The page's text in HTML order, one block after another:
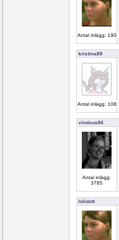
Antal inlägg: 190
kristina88
Antal inlägg: 108
vindsus86
Antal inlägg:
3785
lolidott